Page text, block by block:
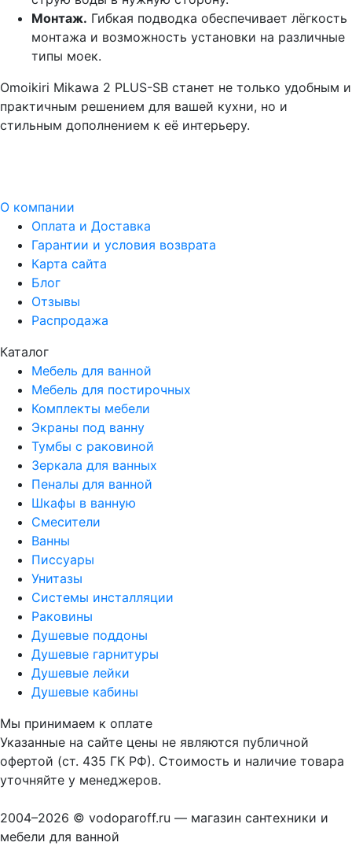
Монтаж. Гибкая подводка обеспечивает лёгкость
монтажа и возможность установки на различные
типы моек.
Omoikiri Mikawa 2 PLUS-SB станет не только удобным и
практичным решением для вашей кухни, но и
стильным дополнением к её интерьеру.
О компании
Оплата и Доставка
Гарантии и условия возврата
Карта сайта
Блог
Отзывы
Распродажа
Каталог
Мебель для ванной
Мебель для постирочных
Комплекты мебели
Экраны под ванну
Тумбы с раковиной
Зеркала для ванных
Пеналы для ванной
Шкафы в ванную
Смесители
Ванны
Писсуары
Унитазы
Системы инсталляции
Раковины
Душевые поддоны
Душевые гарнитуры
Душевые лейки
Душевые кабины
Мы принимаем к оплате
Указанные на сайте цены не являются публичной
офертой (ст. 435 ГК РФ). Стоимость и наличие товара
уточняйте у менеджеров.
2004–2026 © vodoparoff.ru — магазин сантехники и
мебели для ванной